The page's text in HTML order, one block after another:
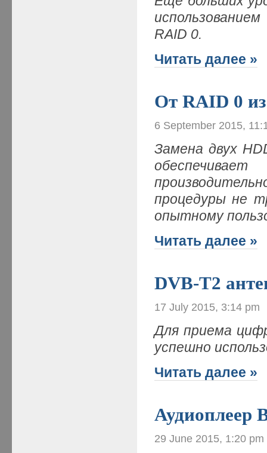
RAID 0.
Читать далее »
От RAID 0
6 September 2015,
Замена двух
процедуры не
опытному
Читать далее »
DVB-T2
17 July 2015, 3:14 pm
Для приема
успешно
Читать далее »
Аудиоплеер
29 June 2015, 1:20 pm